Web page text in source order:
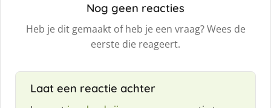
Nog geen reacties
Heb je dit gemaakt of heb je een vraag? Wees de
eerste die reageert.
Laat een reactie achter